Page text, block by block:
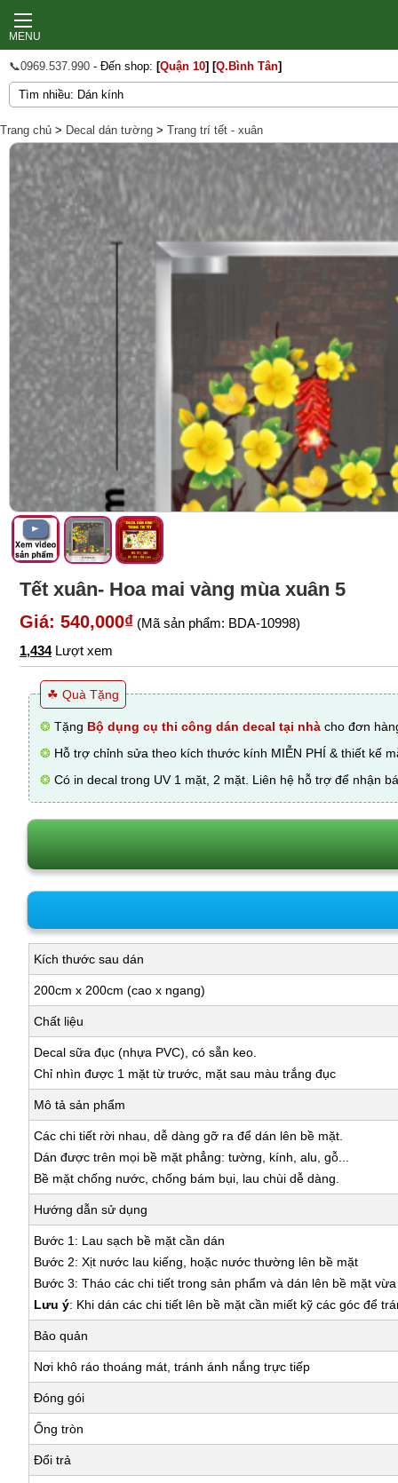
MENU
📞0969.537.990 - Đến shop: [Quận 10] [Q.Bình Tân]
Trang chủ > Decal dán tường > Trang trí tết - xuân
Tết xuân- Hoa mai vàng mùa xuân 5
Giá: 540,000₫ (Mã sản phẩm: BDA-10998)
1,434Lượt xem
☘ Quà Tặng
❂ Tặng Bộ dụng cụ thi công dán decal tại nhà cho đơn
❂ Hỗ trợ chỉnh sửa theo kích thước kính MIỄN PHÍ & thiết kế
❂ Có in decal trong UV 1 mặt, 2 mặt. Liên hệ hỗ trợ để nhận
Kích thước sau dán
200cm x 200cm (cao x ngang)
Chất liệu
Decal sữa đục (nhựa PVC), có sẵn keo.
Chỉ nhìn được 1 mặt từ trước, mặt sau màu trắng đục
Mô tả sản phẩm
Các chi tiết rời nhau, dễ dàng gỡ ra để dán lên bề mặt.
Dán được trên mọi bề mặt phẳng: tường, kính, alu, gỗ...
Bề mặt chống nước, chống bám bụi, lau chùi dễ dàng.
Hướng dẫn sử dụng
Bước 1: Lau sạch bề mặt cần dán
Bước 2: Xịt nước lau kiếng, hoặc nước thường lên bề mặt
Bước 3: Tháo các chi tiết trong sản phẩm và dán lên bề mặt
Lưu ý: Khi dán các chi tiết lên bề mặt cần miết kỹ các góc để
Bảo quản
Nơi khô ráo thoáng mát, tránh ánh nắng trực tiếp
Đóng gói
Ống tròn
Đổi trả